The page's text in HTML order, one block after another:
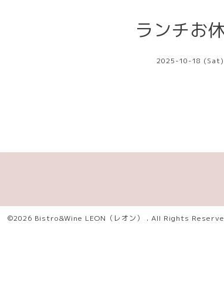
ランチお
2025-10-18 (Sat)
©2026 Bistro&Wine LEON（レオン） . All Rights